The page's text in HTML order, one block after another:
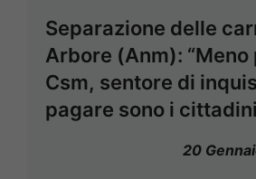
Separazione delle
Arbore (Anm): “Meno
Csm, sentore di
pagare sono i
20